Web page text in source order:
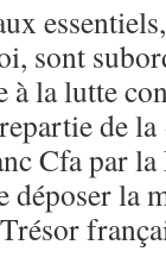
sont
à la lutte
de la
Cfa par la
déposer la